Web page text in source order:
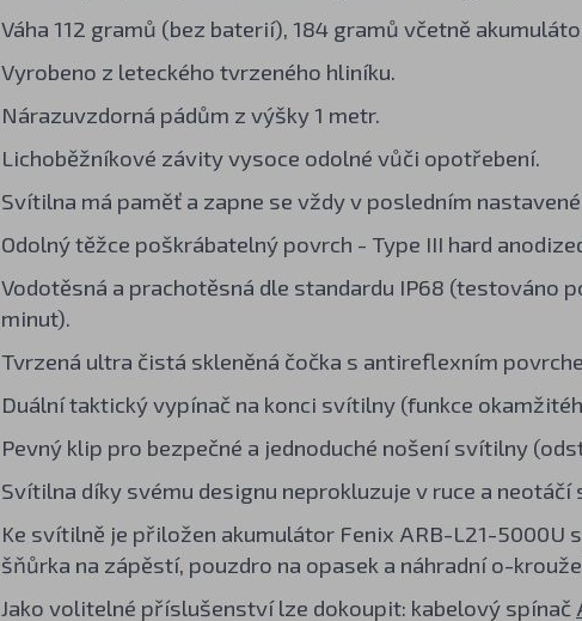
Váha 112 gramů (bez baterií), 184 gramů včetně
Vyrobeno z leteckého tvrzeného hliníku.
Nárazuvzdorná pádům z výšky 1 metr.
Lichoběžníkové závity vysoce odolné vůči opotřebení.
Svítilna má paměť a zapne se vždy v posledním
Odolný těžce poškrábatelný povrch - Type III hard
Vodotěsná a prachotěsná dle standardu IP68 (testováno
minut).
Tvrzená ultra čistá skleněná čočka s antireflexním
Duální taktický vypínač na konci svítilny (funkce
Pevný klip pro bezpečné a jednoduché nošení svítilny
Svítilna díky svému designu neprokluzuje v ruce a neotáčí
Ke svítilně je přiložen akumulátor Fenix ARB-L21-5000U
šňůrka na zápěstí, pouzdro na opasek a náhradní o-
Jako volitelné příslušenství lze dokoupit: kabelový spínač